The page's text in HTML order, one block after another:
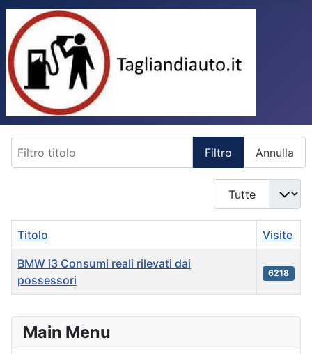
Main Menu
Filtro Annulla
Visualizza n.
Titolo Visite
BMW i3 Consumi reali rilevati dai
possessori
6218